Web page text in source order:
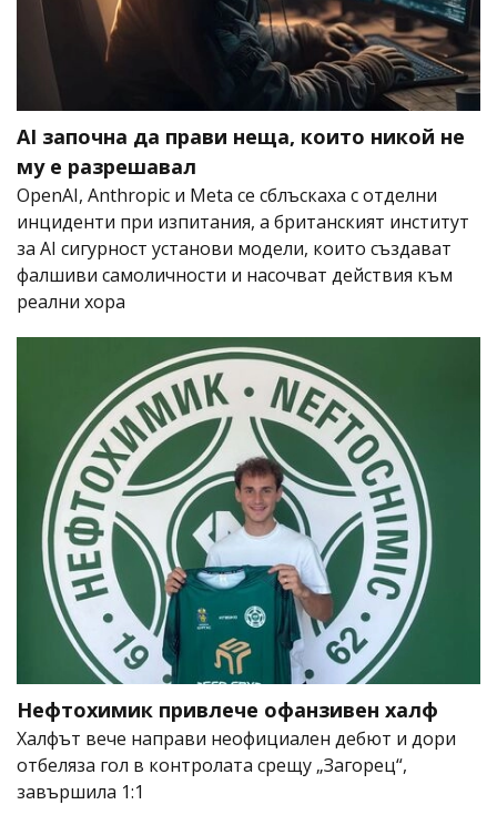
AI започна да прави неща, които никой не
му е разрешавал
OpenAI, Anthropic и Meta се сблъскаха с отделни
инциденти при изпитания, а британският институт
за AI сигурност установи модели, които създават
фалшиви самоличности и насочват действия към
реални хора
Нефтохимик привлече офанзивен халф
Халфът вече направи неофициален дебют и дори
отбеляза гол в контролата срещу „Загорец“,
завършила 1:1